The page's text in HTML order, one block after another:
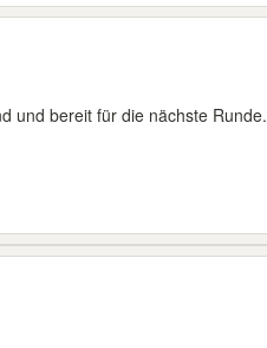
und bereit für die nächste Runde.